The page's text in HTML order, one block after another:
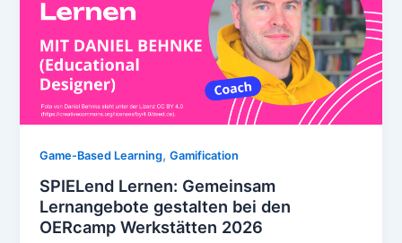
Game-Based Learning,Gamification
SPIELend Lernen: Gemeinsam
Lernangebote gestalten bei den
OERcamp Werkstätten 2026